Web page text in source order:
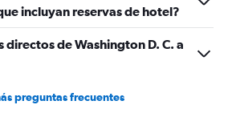
incluyan reservas de hotel?
directos de Washington D. C. a
preguntas frecuentes